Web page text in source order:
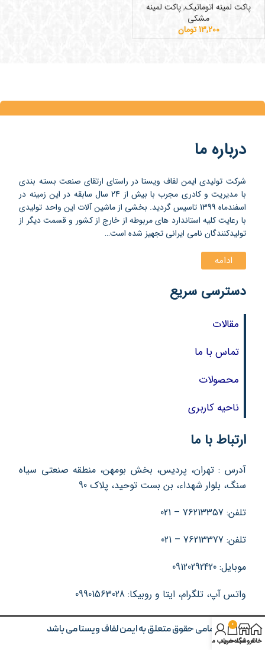
پاکت لمینه اتوماتیک,پاکت لمینه
مشکی
13,200تومان
درباره ما
شرکت تولیدی ایمن لفاف ویستا در راستای ارتقای صنعت بسته بندی
با مدیریت و کادری مجرب با بیش از 24 سال سابقه در این زمینه در
اسفندماه 1399 تاسیس گردید. بخشی از ماشین آلات این واحد تولیدی
با رعایت کلیه استاندارد های مربوطه از خارج از کشور و قسمت دیگر از
تولیدکنندگان نامی ایرانی تجهیز شده است…
ادامه
دسترسی سریع
مقالات
تماس با ما
محصولات
ناحیه کاربری
ارتباط با ما
آدرس : تهران، پردیس، بخش بومهن، منطقه صنعتی سیاه
سنگ، بلوار شهداء، بن بست توحید، پلاک 90
تلفن: 76213357 – 021
تلفن: 76213377 – 021
موبایل: 09120292420
واتس آپ، تلگرام، ایتا و روبیکا: 09901563028
تمامی حقوق متعلق به ایمن لفاف ویستا می باشد
خانهفروشگاه
0
سبد خرید
حساب من